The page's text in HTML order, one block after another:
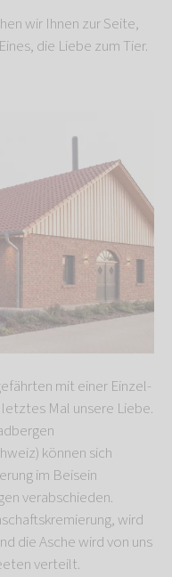
wir Ihnen zur Seite,
die Liebe zum Tier.
mit einer Einzel-
Mal unsere Liebe.
können sich
im Beisein
verabschieden.
wird
die Asche wird von uns
verteilt.